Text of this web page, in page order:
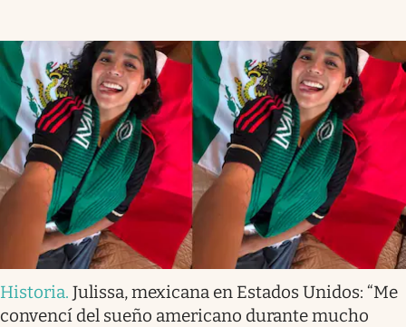
Historia. Julissa, mexicana en Estados Unidos: “Me
convencí del sueño americano durante mucho